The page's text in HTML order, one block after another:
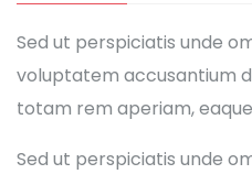
Sed ut perspiciatis unde
voluptatem accusantium
totam rem aperiam,
Sed ut perspiciatis unde